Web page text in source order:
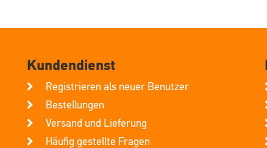
Kundendienst
Registrieren als neuer Benutzer
Bestellungen
Versand und Lieferung
Häufig gestellte Fragen